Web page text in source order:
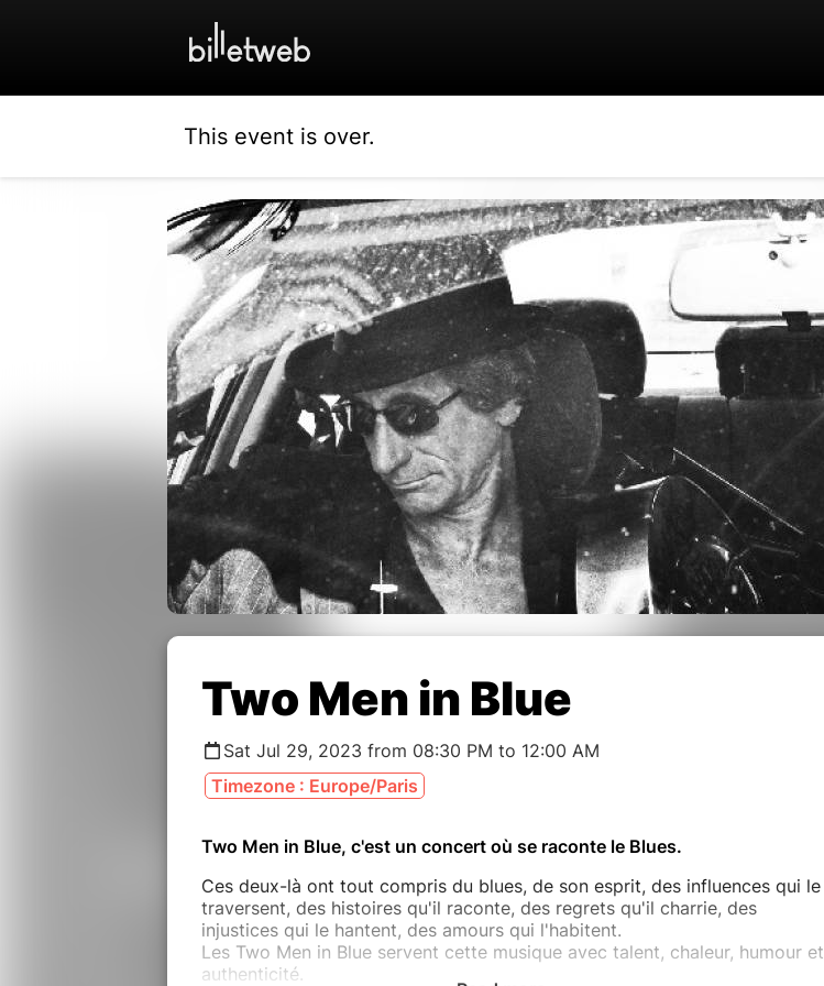
This event is over.
Two Men in Blue
Sat Jul 29, 2023 from 08:30 PM to 12:00 AM
Timezone : Europe/Paris
Two Men in Blue, c'est un concert où se raconte le Blues.
Ces deux-là ont tout compris du blues, de son esprit, des influences qui le
traversent, des histoires qu'il raconte, des regrets qu'il charrie, des
injustices qui le hantent, des amours qui l'habitent.
Les Two Men in Blue servent cette musique avec talent, chaleur, humour et
authenticité.